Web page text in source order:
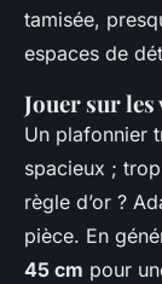
tamisée,
espaces de
Jouer sur
Un plafonnier
spacieux ;
règle d’or ?
pièce. En
45 cm pour